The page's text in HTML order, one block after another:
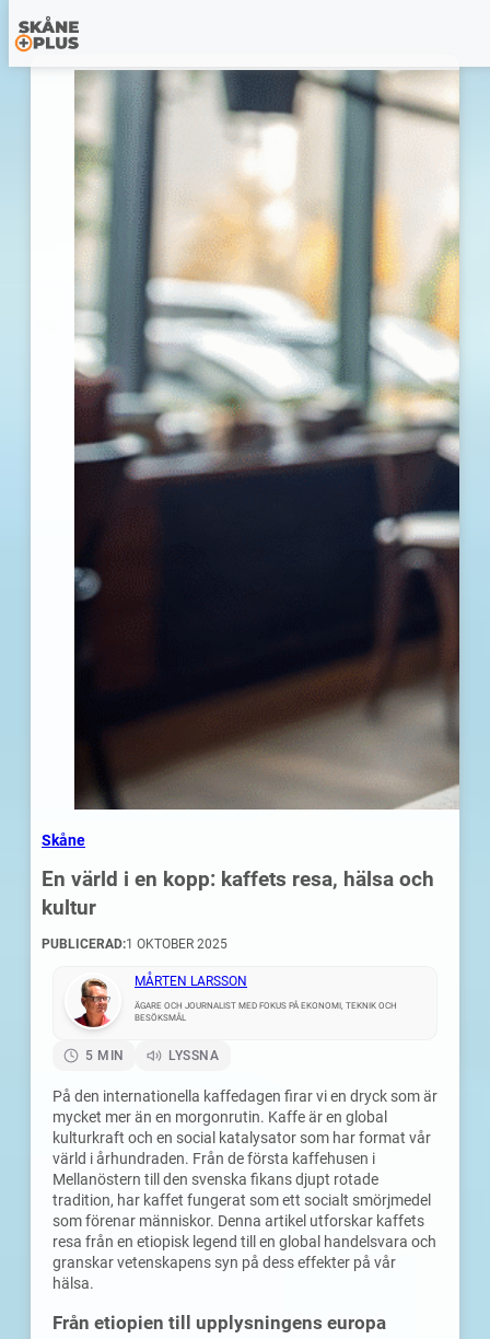
Skåne
En värld i en kopp: kaffets resa, hälsa och
kultur
PUBLICERAD:1 OKTOBER 2025
MÅRTEN LARSSON
ÄGARE OCH JOURNALIST MED FOKUS PÅ EKONOMI, TEKNIK OCH
BESÖKSMÅL
5 MIN LYSSNA
På den internationella kaffedagen firar vi en dryck som är
mycket mer än en morgonrutin. Kaffe är en global
kulturkraft och en social katalysator som har format vår
värld i århundraden. Från de första kaffehusen i
Mellanöstern till den svenska fikans djupt rotade
tradition, har kaffet fungerat som ett socialt smörjmedel
som förenar människor. Denna artikel utforskar kaffets
resa från en etiopisk legend till en global handelsvara och
granskar vetenskapens syn på dess effekter på vår
hälsa.
Från etiopien till upplysningens europa